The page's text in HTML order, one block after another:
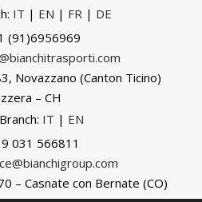
IT | EN | FR| DE
(91)6956969
Novazzano (Canton Ticino)
– CH
IT | EN
031 566811
– Casnate con Bernate (CO)